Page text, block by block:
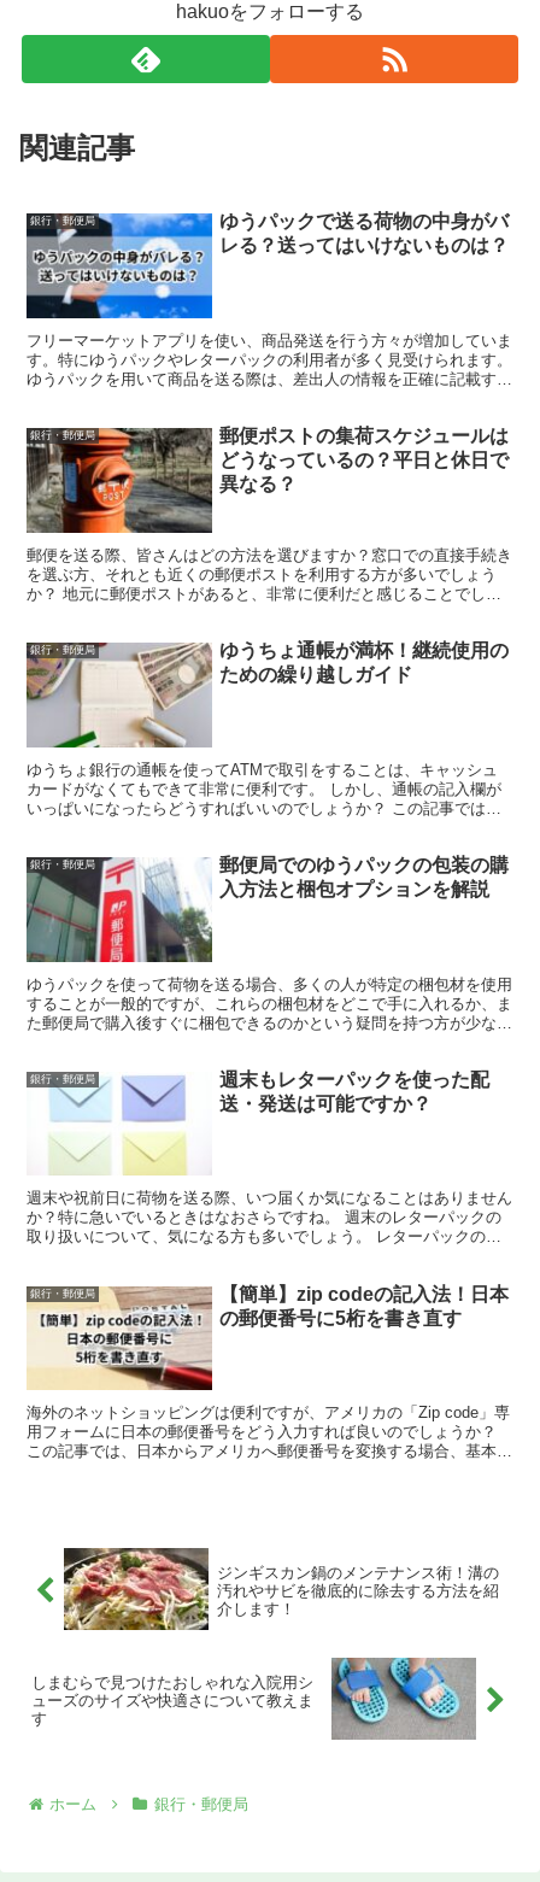
hakuoをフォローする
関連記事
銀行・郵便局
ゆうパックで送る荷物の中身がバ
レる？送ってはいけないものは？
フリーマーケットアプリを使い、商品発送を行う方々が増加していま
す。特にゆうパックやレターパックの利用者が多く見受けられます。
ゆうパックを用いて商品を送る際は、差出人の情報を正確に記載する
銀行・郵便局
郵便ポストの集荷スケジュールは
どうなっているの？平日と休日で
異なる？
郵便を送る際、皆さんはどの方法を選びますか？窓口での直接手続き
を選ぶ方、それとも近くの郵便ポストを利用する方が多いでしょう
か？ 地元に郵便ポストがあると、非常に便利だと感じることでしょ
銀行・郵便局
ゆうちょ通帳が満杯！継続使用の
ための繰り越しガイド
ゆうちょ銀行の通帳を使ってATMで取引をすることは、キャッシュ
カードがなくてもできて非常に便利です。 しかし、通帳の記入欄が
いっぱいになったらどうすればいいのでしょうか？ この記事では、
銀行・郵便局
郵便局でのゆうパックの包装の購
入方法と梱包オプションを解説
ゆうパックを使って荷物を送る場合、多くの人が特定の梱包材を使用
することが一般的ですが、これらの梱包材をどこで手に入れるか、ま
た郵便局で購入後すぐに梱包できるのかという疑問を持つ方が少なく
銀行・郵便局
週末もレターパックを使った配
送・発送は可能ですか？
週末や祝前日に荷物を送る際、いつ届くか気になることはありません
か？特に急いでいるときはなおさらですね。 週末のレターパックの
取り扱いについて、気になる方も多いでしょう。 レターパックの週
銀行・郵便局
【簡単】zip codeの記入法！日本
の郵便番号に5桁を書き直す
海外のネットショッピングは便利ですが、アメリカの「Zip code」専
用フォームに日本の郵便番号をどう入力すれば良いのでしょうか？
この記事では、日本からアメリカへ郵便番号を変換する場合、基本的
ジンギスカン鍋のメンテナンス術！溝の
汚れやサビを徹底的に除去する方法を紹
介します！
しまむらで見つけたおしゃれな入院用シ
ューズのサイズや快適さについて教えま
す
ホーム 銀行・郵便局